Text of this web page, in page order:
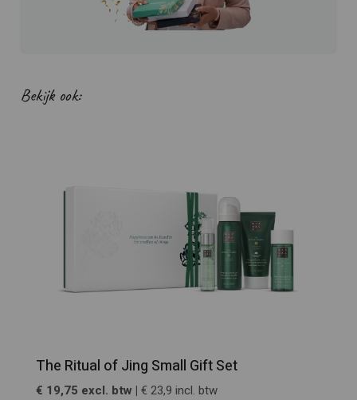
Bekijk ook:
The Ritual of Jing Small Gift Set
€ 19,75 excl. btw | € 23,9 incl. btw